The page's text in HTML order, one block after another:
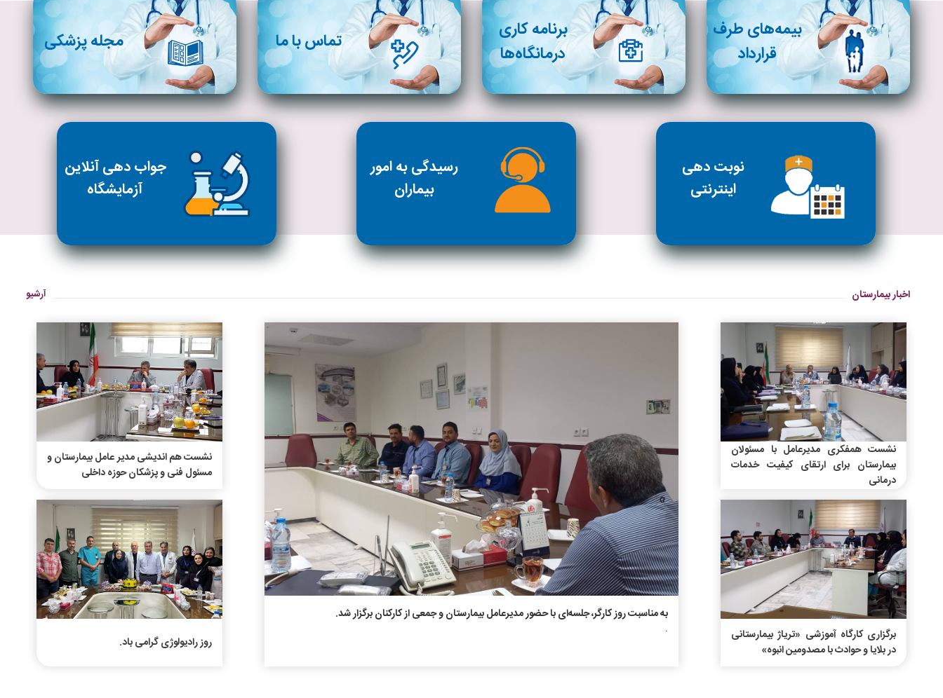
بیمه‌های طرف
قرارداد
برنامه کاری
درمانگاه‌ها
تماس با ما مجله پزشکی
نوبت دهی
اینترنتی
رسیدگی به امور
بیماران
جواب دهی آنلاین
آزمایشگاه
اخبار بیمارستان آرشیو
نشست همفکری مدیرعامل با مسئولان
بیمارستان برای ارتقای کیفیت خدمات
درمانی
برگزاری کارگاه آموزشی «تریاژ بیمارستانی
در بلایا و حوادث با مصدومین انبوه»
به مناسبت روز کارگر، جلسه‌ای با حضور مدیرعامل بیمارستان و جمعی از کارکنان برگزار شد.
.
نشست هم اندیشی مدیر عامل بیمارستان و
مسئول فنی و پزشکان حوزه داخلی
روز رادیولوژی گرامی باد.